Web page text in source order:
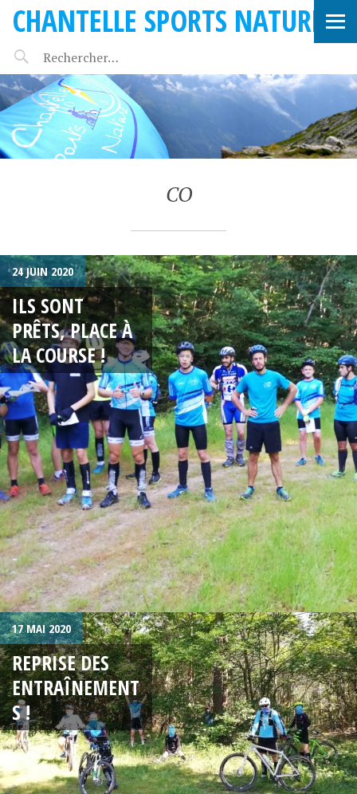
CHANTELLE SPORTS NATURE
CO
24 JUIN 2020
ILS SONT
PRÊTS, PLACE À
LA COURSE !
17 MAI 2020
REPRISE DES
ENTRAÎNEMENT
S !